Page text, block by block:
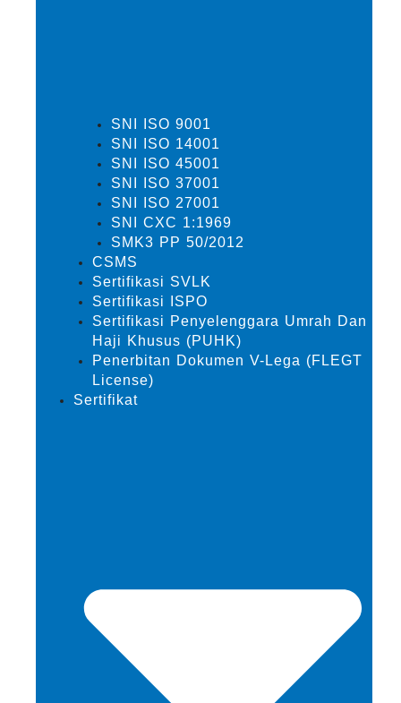
SNI ISO 9001
SNI ISO 14001
SNI ISO 45001
SNI ISO 37001
SNI ISO 27001
SNI CXC 1:1969
SMK3 PP 50/2012
CSMS
Sertifikasi SVLK
Sertifikasi ISPO
Sertifikasi Penyelenggara Umrah Dan
Haji Khusus (PUHK)
Penerbitan Dokumen V-Lega (FLEGT
License)
Sertifikat